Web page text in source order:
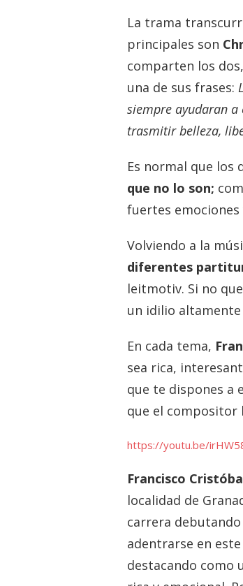
La trama
principales son
comparten los
una de sus frases:
siempre ayudaran
trasmitir belleza,
Es normal que los
que no lo son;
fuertes
Volviendo a la
diferentes
leitmotiv. Si no
un idilio
En cada tema,
sea rica,
que te dispones a
que el compositor
https://youtu.be/
Francisco
localidad de
carrera
adentrarse en
destacando como